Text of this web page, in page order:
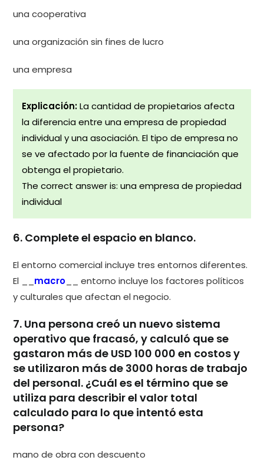
una cooperativa
una organización sin fines de lucro
una empresa
Explicación:La cantidad de propietarios afecta
la diferencia entre una empresa de propiedad
individual y una asociación. El tipo de empresa no
se ve afectado por la fuente de financiación que
obtenga el propietario.
The correct answer is: una empresa de propiedad
individual
6. Complete el espacio en blanco.
El entorno comercial incluye tres entornos diferentes.
El __ macro __ entorno incluye los factores políticos
y culturales que afectan el negocio.
7. Una persona creó un nuevo sistema
operativo que fracasó, y calculó que se
gastaron más de USD 100 000 en costos y
se utilizaron más de 3000 horas de trabajo
del personal. ¿Cuál es el término que se
utiliza para describir el valor total
calculado para lo que intentó esta
persona?
mano de obra con descuento